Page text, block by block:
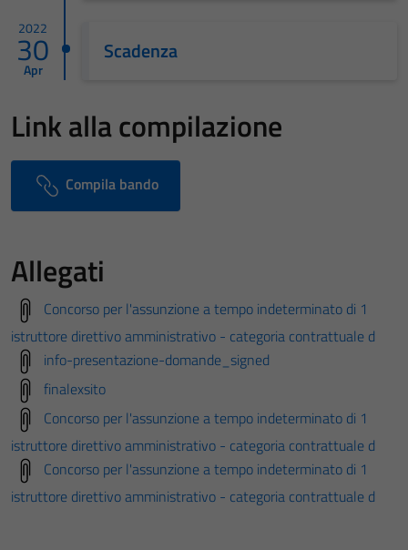
2022
30
Apr
Scadenza
Link alla compilazione
Compila bando
Allegati
Concorso per l'assunzione a tempo indeterminato di 1
istruttore direttivo amministrativo - categoria contrattuale d
info-presentazione-domande_signed
finalexsito
Concorso per l'assunzione a tempo indeterminato di 1
istruttore direttivo amministrativo - categoria contrattuale d
Concorso per l'assunzione a tempo indeterminato di 1
istruttore direttivo amministrativo - categoria contrattuale d